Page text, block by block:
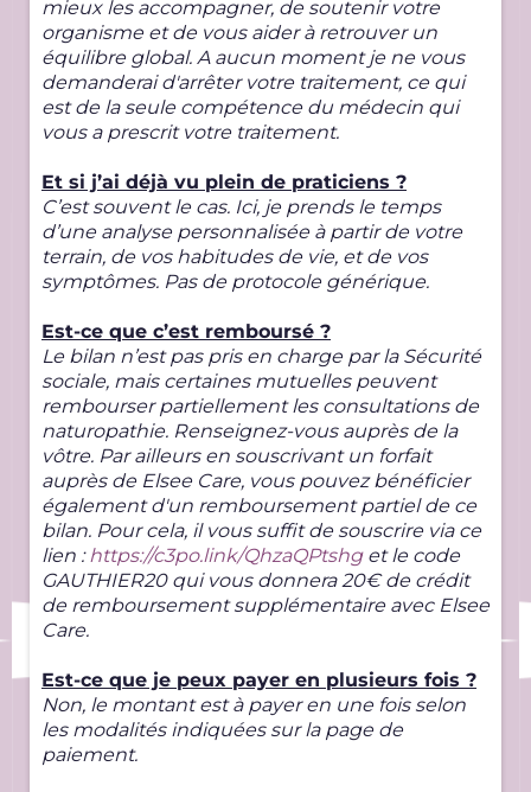
mieux les accompagner, de soutenir votre
organisme et de vous aider à retrouver un
équilibre global. A aucun moment je ne vous
demanderai d'arrêter votre traitement, ce qui
est de la seule compétence du médecin qui
vous a prescrit votre traitement.
Et si j’ai déjà vu plein de praticiens ?
C’est souvent le cas. Ici, je prends le temps
d’une analyse personnalisée à partir de votre
terrain, de vos habitudes de vie, et de vos
symptômes. Pas de protocole générique.
Est-ce que c’est remboursé ?
Le bilan n’est pas pris en charge par la Sécurité
sociale, mais certaines mutuelles peuvent
rembourser partiellement les consultations de
naturopathie. Renseignez-vous auprès de la
vôtre. Par ailleurs en souscrivant un forfait
auprès de Elsee Care, vous pouvez bénéficier
également d'un remboursement partiel de ce
bilan. Pour cela, il vous suffit de souscrire via ce
lien :https://c3po.link/QhzaQPtshget le code
GAUTHIER20 qui vous donnera 20€ de crédit
de remboursement supplémentaire avec Elsee
Care.
Est-ce que je peux payer en plusieurs fois ?
Non, le montant est à payer en une fois selon
les modalités indiquées sur la page de
paiement.